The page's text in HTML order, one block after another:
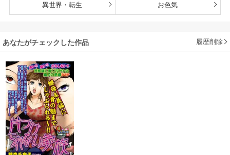
異世界・転生 お色気
あなたがチェックした作品 履歴削除